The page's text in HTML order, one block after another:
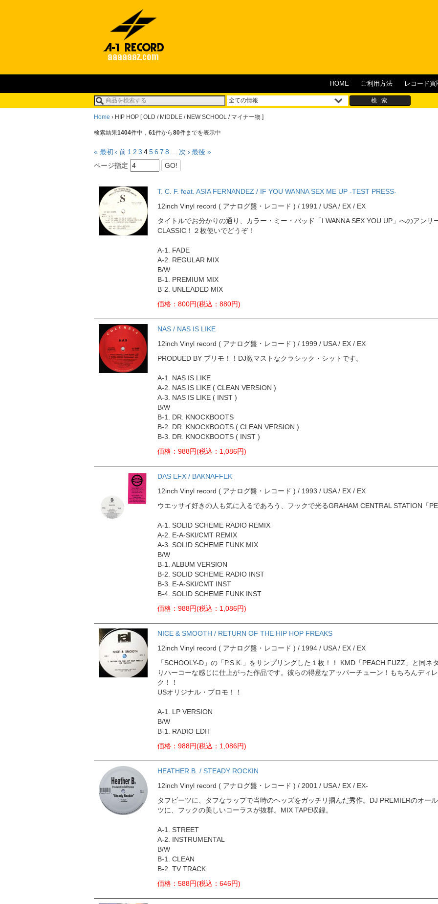
HOME ご利用方法 レコード買
Home › HIP HOP [ OLD / MIDDLE / NEW SCHOOL / マイナー物 ]
検索結果1404件中， 61件から80件までを表示中
« 最初 ‹ 前 1 2 3 456 7 8 … 次 › 最後 »
ページ指定
GO!
T. C. F. feat. ASIA FERNANDEZ / IF YOU WANNA SEX ME UP -TEST PRESS-
12inch Vinyl record ( アナログ盤・レコード ) / 1991 / USA / EX / EX
タイトルでお分かりの通り、カラー・ミー・バッド「I WANNA SEX YOU UP」へのアンサ
CLASSIC！２枚使いでどうぞ！
A-1. FADE
A-2. REGULAR MIX
B/W
B-1. PREMIUM MIX
B-2. UNLEADED MIX
価格：800円(税込：880円)
NAS / NAS IS LIKE
12inch Vinyl record ( アナログ盤・レコード ) / 1999 / USA / EX / EX
PRODUED BY プリモ！！DJ激マストなクラシック・シットです。
A-1. NAS IS LIKE
A-2. NAS IS LIKE ( CLEAN VERSION )
A-3. NAS IS LIKE ( INST )
B/W
B-1. DR. KNOCKBOOTS
B-2. DR. KNOCKBOOTS ( CLEAN VERSION )
B-3. DR. KNOCKBOOTS ( INST )
価格：988円(税込：1,086円)
DAS EFX / BAKNAFFEK
12inch Vinyl record ( アナログ盤・レコード ) / 1993 / USA / EX / EX
ウエッサイ好きの人も気に入るであろう、フックで光るGRAHAM CENTRAL STATION「
A-1. SOLID SCHEME RADIO REMIX
A-2. E-A-SKI/CMT REMIX
A-3. SOLID SCHEME FUNK MIX
B/W
B-1. ALBUM VERSION
B-2. SOLID SCHEME RADIO INST
B-3. E-A-SKI/CMT INST
B-4. SOLID SCHEME FUNK INST
価格：988円(税込：1,086円)
NICE & SMOOTH / RETURN OF THE HIP HOP FREAKS
12inch Vinyl record ( アナログ盤・レコード ) / 1994 / USA / EX / EX
「SCHOOLY-D」の「P.S.K.」をサンプリングした１枚！！ KMD「PEACH FUZZ」と同
りハーコーな感じに仕上がった作品です。彼らの得意なアッパーチューン！もちろんディ
ク！！
USオリジナル・プロモ！！
A-1. LP VERSION
B/W
B-1. RADIO EDIT
価格：988円(税込：1,086円)
HEATHER B. / STEADY ROCKIN
12inch Vinyl record ( アナログ盤・レコード ) / 2001 / USA / EX / EX-
タフビーツに、タフなラップで当時のヘッズをガッチリ掴んだ秀作。DJ PREMIERのオー
ツに、フックの美しいコーラスが抜群。MIX TAPE収録。
A-1. STREET
A-2. INSTRUMENTAL
B/W
B-1. CLEAN
B-2. TV TRACK
価格：588円(税込：646円)